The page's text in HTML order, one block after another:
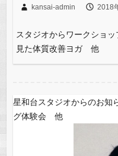
kansai-admin 2018
スタジオからワークショ
見た体質改善ヨガ 他
星和台スタジオからのお知
グ体験会 他